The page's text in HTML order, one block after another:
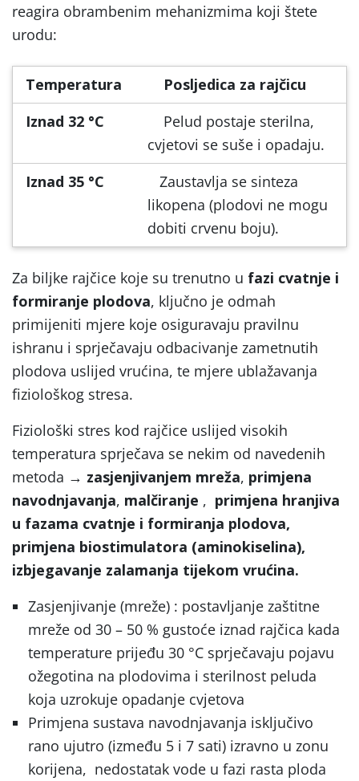
reagira obrambenim mehanizmima koji štete
urodu:
Temperatura
Posljedica za rajčicu
Iznad 32 °C
Pelud postaje sterilna,
cvjetovi se suše i opadaju.
Iznad 35 °C
Zaustavlja se sinteza
likopena (plodovi ne mogu
dobiti crvenu boju).
Za biljke rajčice koje su trenutno u fazi cvatnje i
formiranje plodova, ključno je odmah
primijeniti mjere koje osiguravaju pravilnu
ishranu i sprječavaju odbacivanje zametnutih
plodova uslijed vrućina, te mjere ublažavanja
fiziološkog stresa.
Fiziološki stres kod rajčice uslijed visokih
temperatura sprječava se nekim od navedenih
metoda → zasjenjivanjem mreža, primjena
navodnjavanja, malčiranje , primjena hranjiva
u fazama cvatnje i formiranja plodova,
primjena biostimulatora (aminokiselina),
izbjegavanje zalamanja tijekom vrućina.
Zasjenjivanje (mreže) : postavljanje zaštitne
mreže od 30 – 50 % gustoće iznad rajčica kada
temperature prijeđu 30 °C sprječavaju pojavu
ožegotina na plodovima i sterilnost peluda
koja uzrokuje opadanje cvjetova
Primjena sustava navodnjavanja isključivo
rano ujutro (između 5 i 7 sati) izravno u zonu
korijena, nedostatak vode u fazi rasta ploda